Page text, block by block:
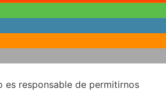
responsable de permitirnos